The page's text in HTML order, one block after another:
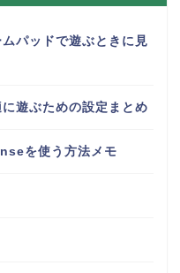
パッドで遊ぶときに見
遊ぶための設定まとめ
を使う方法メモ